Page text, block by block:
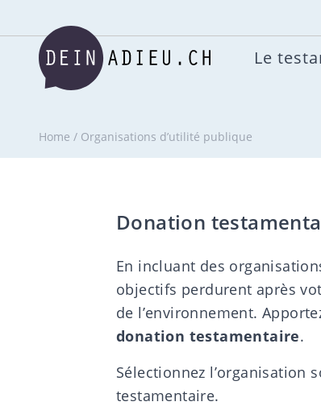
Le
Home / Organisations d’utilité publique
Donation
En incluant des
objectifs perdurent après
de l’environnement.
donation testamentaire.
Sélectionnez l’organisation
testamentaire.